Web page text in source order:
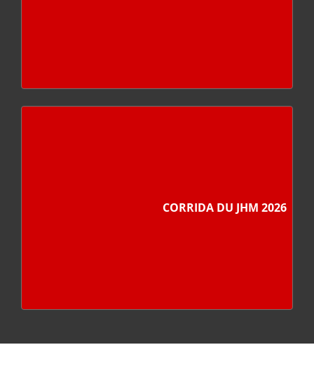
CORRIDA DU JHM 2026